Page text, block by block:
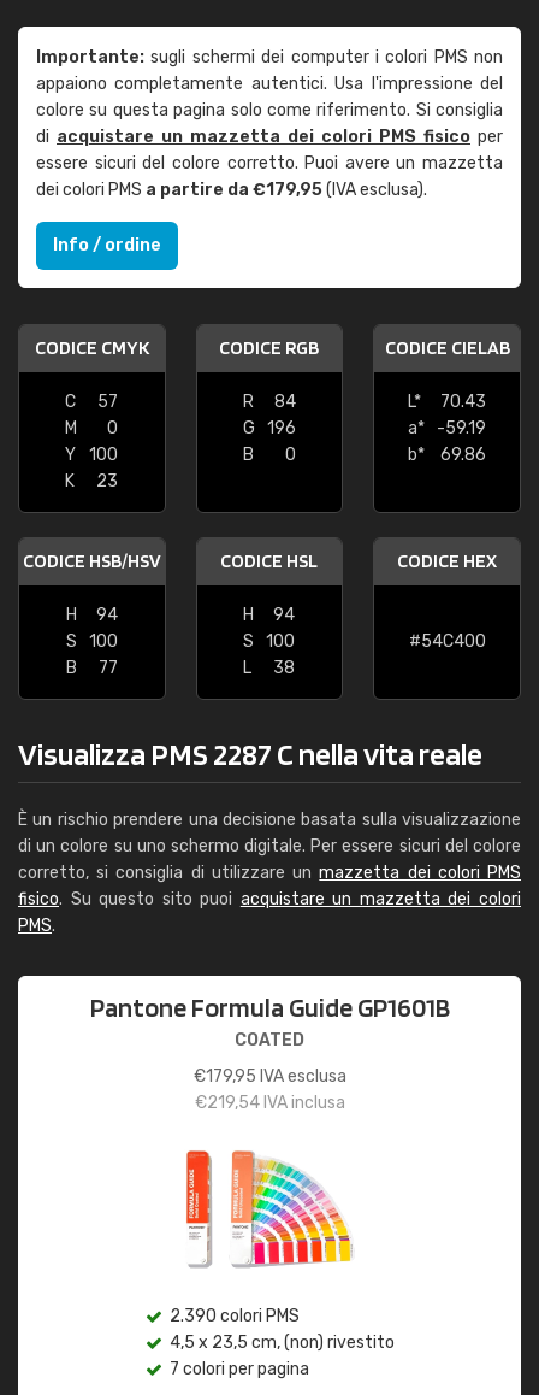
Importante: sugli schermi dei computer i colori PMS non
appaiono completamente autentici. Usa l'impressione del
colore su questa pagina solo come riferimento. Si consiglia
di acquistare un mazzetta dei colori PMS fisico per
essere sicuri del colore corretto. Puoi avere un mazzetta
dei colori PMS a partire da €179,95(IVA esclusa).
Info / ordine
CODICE CMYK
C
57
M
0
Y
100
K
23
CODICE RGB
R
84
G
196
B
0
CODICE CIELAB
L*
70.43
a*
-59.19
b*
69.86
CODICE HSB/HSV
H
94
S
100
B
77
CODICE HSL
H
94
S
100
L
38
CODICE HEX
#54C400
Visualizza PMS 2287 C nella vita reale
È un rischio prendere una decisione basata sulla visualizzazione
di un colore su uno schermo digitale. Per essere sicuri del colore
corretto, si consiglia di utilizzare unmazzetta dei colori PMS
fisico. Su questo sito puoi acquistare un mazzetta dei colori
PMS.
Pantone Formula Guide GP1601B
COATED
€179,95 IVA esclusa
€219,54IVA inclusa
2.390 colori PMS
4,5 x 23,5 cm, (non) rivestito
7 colori per pagina